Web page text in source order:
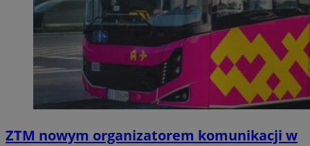
ZTM nowym organizatorem komunikacji w